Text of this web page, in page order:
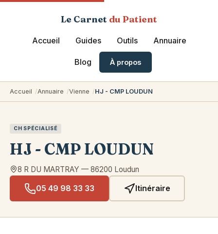
Le Carnet du Patient
Accueil Guides Outils Annuaire
Blog À propos
Accueil Annuaire Vienne HJ - CMP LOUDUN
CH SPÉCIALISÉ
HJ - CMP LOUDUN
8 R DU MARTRAY — 86200 Loudun
05 49 98 33 33 Itinéraire